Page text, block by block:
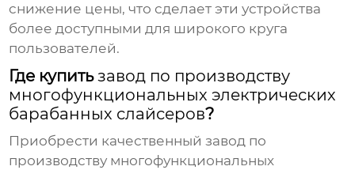
снижение цены, что сделает эти устройства
более доступными для широкого круга
пользователей.
Где купитьзавод по производству
многофункциональных электрических
барабанных слайсеров?
Приобрести качественныйзавод по
производству многофункциональных